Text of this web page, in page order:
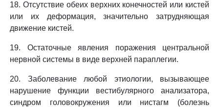
18. Отсутствие обеих верхних конечностей или кистей
или их деформация, значительно затрудняющая
движение кистей.
19. Остаточные явления поражения центральной
нервной системы в виде верхней параплегии.
20. Заболевание любой этиологии, вызывающее
нарушение функции вестибулярного анализатора,
синдром головокружения или нистагм (болезнь